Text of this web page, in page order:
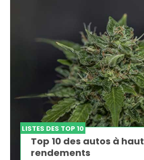
LISTES DES TOP 10
Top 10 des autos à haut
rendements